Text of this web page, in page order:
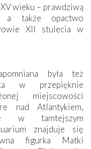
wieku – prawdziwą
a także opactwo
XII stulecia w
była też
w przepięknie
miejscowości
nad Atlantykiem,
w tamtejszym
znajduje się
figurka Matki